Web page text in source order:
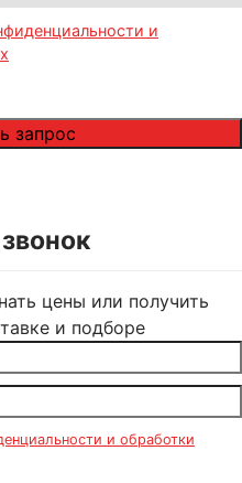
и
цены или получить
и подборе
и обработки